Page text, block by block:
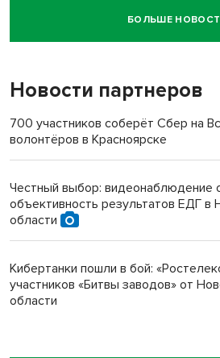
Новосибирский суд наказал
пенсионерки на вокзале
БОЛЬШЕ
Новости партнеров
700 участников соберёт Сбер на
волонтёров в Красноярске
Честный выбор: видеонаблюдение
объективность результатов ЕДГ в
области
Кибертанки пошли в бой:
участников «Битвы заводов» от
области